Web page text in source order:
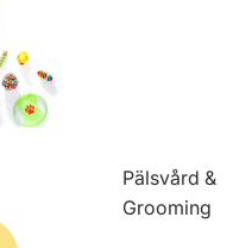
Pälsvård &
Grooming